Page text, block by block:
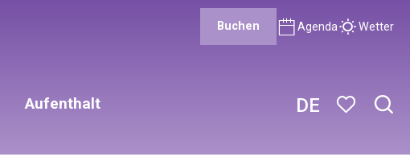
DE
Buchen Agenda Wetter
Aufenthalt